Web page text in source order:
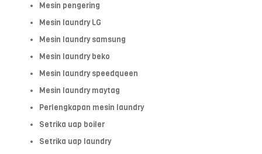
Mesin pengering
Mesin laundry LG
Mesin laundry samsung
Mesin laundry beko
Mesin laundry speedqueen
Mesin laundry maytag
Perlengkapan mesin laundry
Setrika uap boiler
Setrika uap laundry